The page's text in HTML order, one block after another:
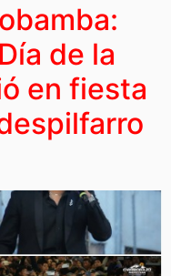
de la
en fiesta